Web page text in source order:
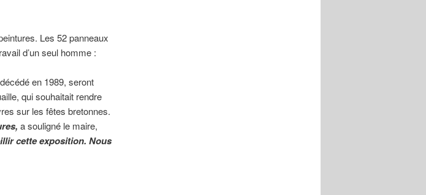
Les 52 panneaux
d’un seul homme :
en 1989, seront
qui souhaitait rendre
sur les fêtes bretonnes.
a souligné le maire,
cette exposition. Nous